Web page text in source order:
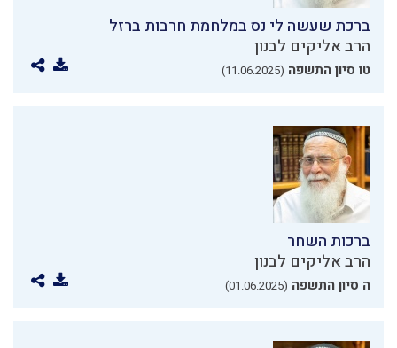
ברכת שעשה לי נס במלחמת חרבות ברזל
הרב אליקים לבנון
טו סיון התשפה (11.06.2025)
ברכות השחר
הרב אליקים לבנון
ה סיון התשפה (01.06.2025)